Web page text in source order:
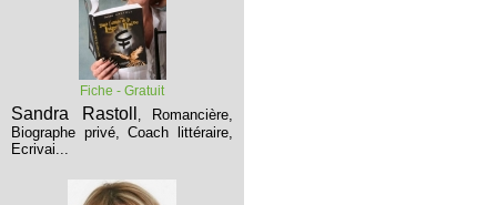
Fiche - Gratuit
Sandra Rastoll ,
Romancière,
Biographe privé, Coach littéraire,
Ecrivai...